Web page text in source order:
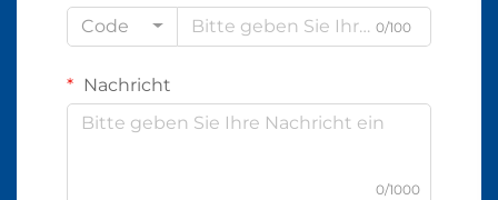
Code
0/100
Nachricht
0/1000